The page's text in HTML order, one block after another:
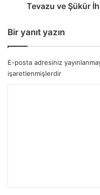
Tevazu ve Şükür
Bir yanıt yazın
E-posta adresiniz
işaretlenmişlerdir